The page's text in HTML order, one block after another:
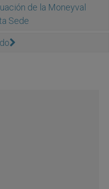
de la Moneyval
Sede